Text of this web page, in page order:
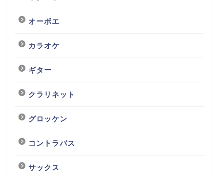
オーボエ
カラオケ
ギター
クラリネット
グロッケン
コントラバス
サックス